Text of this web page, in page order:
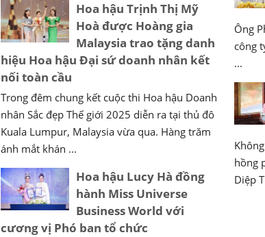
Hoa hậu Trịnh Thị Mỹ
Hoà được Hoàng gia
Malaysia trao tặng danh
hiệu Hoa hậu Đại sứ doanh nhân kết
nối toàn cầu
Trong đêm chung kết cuộc thi Hoa hậu Doanh
nhân Sắc đẹp Thế giới 2025 diễn ra tại thủ đô
Kuala Lumpur, Malaysia vừa qua. Hàng trăm
ánh mắt khán ...
Hoa hậu Lucy Hà đồng
hành Miss Universe
Business World với
cương vị Phó ban tổ chức
Ông
công
...
hồng
Diệp